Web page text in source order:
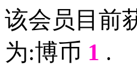
该会员目前
为:博币 1 .